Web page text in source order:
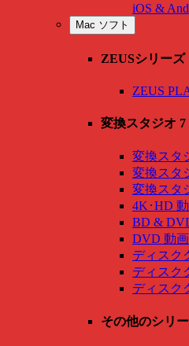
iOS &
Mac ソフト
ZEUSシリーズ
ZEUS
変換スタジオ
変換スタ
変換スタ
変換スタ
4K･HD
BD &
DVD 動
ディスク
ディスク
ディスク
その他のシリ